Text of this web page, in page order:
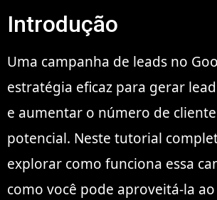
Introdução
Uma campanha de leads no
estratégia eficaz para gerar
e aumentar o número de
potencial. Neste tutorial
explorar como funciona essa
como você pode aproveitá-la